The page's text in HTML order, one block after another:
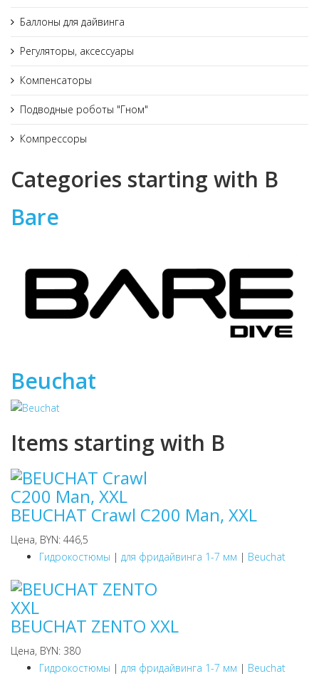
Баллоны для дайвинга
Регуляторы, аксессуары
Компенсаторы
Подводные роботы "Гном"
Компрессоры
Categories starting with B
Bare
Beuchat
Items starting with B
BEUCHAT Crawl C200 Man, XXL
Цена, BYN: 446,5
Гидрокостюмы | для фридайвинга 1-7 мм | Beuchat
BEUCHAT ZENTO XXL
Цена, BYN: 380
Гидрокостюмы | для фридайвинга 1-7 мм | Beuchat